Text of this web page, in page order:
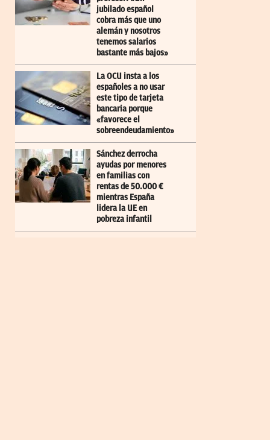
jubilado español
cobra más que uno
alemán y nosotros
tenemos salarios
bastante más bajos»
La OCU insta a los
españoles a no usar
este tipo de tarjeta
bancaria porque
«favorece el
sobreendeudamiento»
Sánchez derrocha
ayudas por menores
en familias con
rentas de 50.000 €
mientras España
lidera la UE en
pobreza infantil